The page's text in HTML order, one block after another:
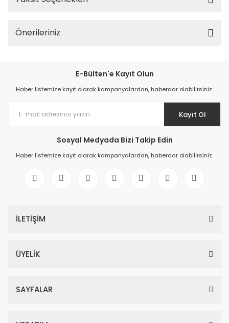
Önerileriniz
E-Bülten'e Kayıt Olun
Haber listemize kayıt olarak kampanyalardan, haberdar olabilirsiniz.
Kayıt Ol
Sosyal Medyada Bizi Takip Edin
Haber listemize kayıt olarak kampanyalardan, haberdar olabilirsiniz.
İLETİŞİM
ÜYELİK
SAYFALAR